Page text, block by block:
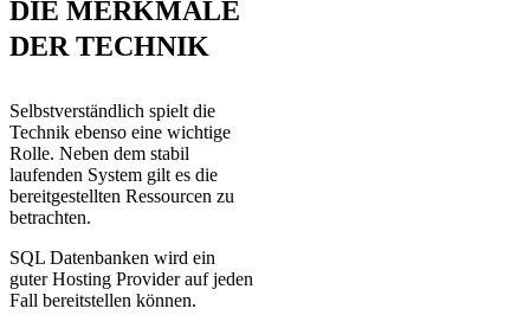
DIE MERKMALE
DER TECHNIK
Selbstverständlich spielt die
Technik ebenso eine wichtige
Rolle. Neben dem stabil
laufenden System gilt es die
bereitgestellten Ressourcen zu
betrachten.
SQL Datenbanken wird ein
guter Hosting Provider auf jeden
Fall bereitstellen können.